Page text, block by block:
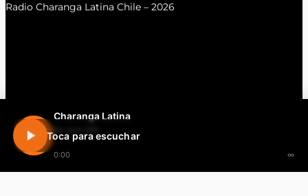
Charanga Latina
En vivo 24h
0:00 ∞
Toca para escuchar
Radio Charanga Latina Chile – 2026